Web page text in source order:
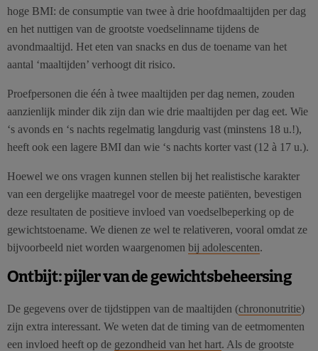
hoge BMI: de consumptie van twee à drie hoofdmaaltijden per dag
en het nuttigen van de grootste voedselinname tijdens de
avondmaaltijd. Het eten van snacks en dus de toename van het
aantal ‘maaltijden’ verhoogt dit risico.
Proefpersonen die één à twee maaltijden per dag nemen, zouden
aanzienlijk minder dik zijn dan wie drie maaltijden per dag eet. Wie
‘s avonds en ‘s nachts regelmatig langdurig vast (minstens 18 u.!),
heeft ook een lagere BMI dan wie ‘s nachts korter vast (12 à 17 u.).
Hoewel we ons vragen kunnen stellen bij het realistische karakter
van een dergelijke maatregel voor de meeste patiënten, bevestigen
deze resultaten de positieve invloed van voedselbeperking op de
gewichtstoename. We dienen ze wel te relativeren, vooral omdat ze
bijvoorbeeld niet worden waargenomen bij adolescenten.
Ontbijt: pijler van de gewichtsbeheersing
De gegevens over de tijdstippen van de maaltijden (chrononutritie)
zijn extra interessant. We weten dat de timing van de eetmomenten
een invloed heeft op de gezondheid van het hart. Als de grootste